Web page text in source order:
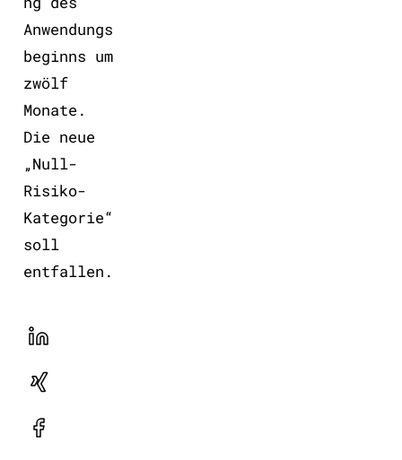
Anwendungs
beginns um
zwölf
Monate.
Die neue
„Null-
Risiko-
Kategorie“
soll
entfallen.
LinekdIn
Xing
Facebook